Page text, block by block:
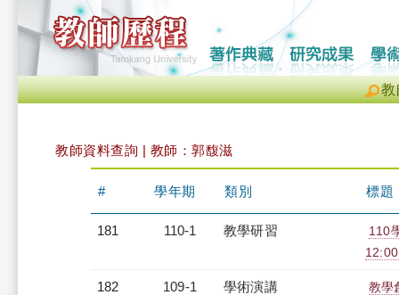
教
教師資料查詢 | 教師：郭馥滋
# 學年期 類別 標題
181 110-1 教學研習
110
182 109-1 學術演講 教學